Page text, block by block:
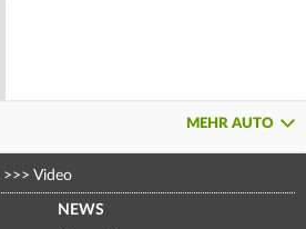
MEHR AUTO
>>> Video
NEWS